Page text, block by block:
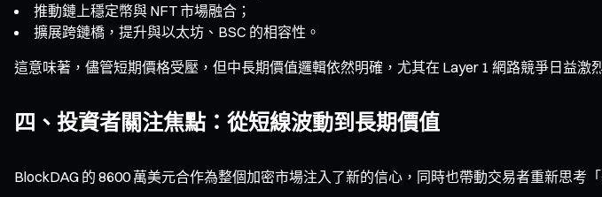
推動鏈上穩定幣與 NFT 市場融合；
擴展跨鏈橋，提升與以太坊、BSC 的相容性。
這意味著，儘管短期價格受壓，但中長期價值邏輯依然明確，尤其在 Layer 1 網路競爭日益激
四、投資者關注焦點：從短線波動到長期價值
BlockDAG 的 8600 萬美元合作為整個加密市場注入了新的信心，同時也帶動交易者重新思考